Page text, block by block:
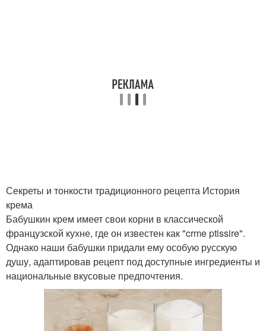
Секреты и тонкости традиционного рецепта История
крема
Бабушкин крем имеет свои корни в классической
французской кухне, где он известен как "crme ptissire".
Однако наши бабушки придали ему особую русскую
душу, адаптировав рецепт под доступные ингредиенты и
национальные вкусовые предпочтения.